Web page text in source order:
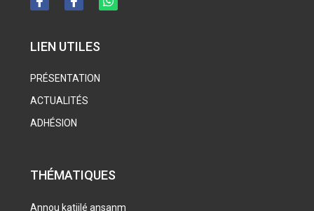
LIEN UTILES
PRÉSENTATION
ACTUALITÉS
ADHÉSION
THÉMATIQUES
Annou katjilé ansanm